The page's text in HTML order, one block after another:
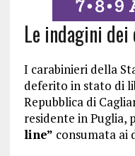
Le indagini
I carabinieri della
deferito in stato di
Repubblica di
residente in Puglia,
line” consumata ai